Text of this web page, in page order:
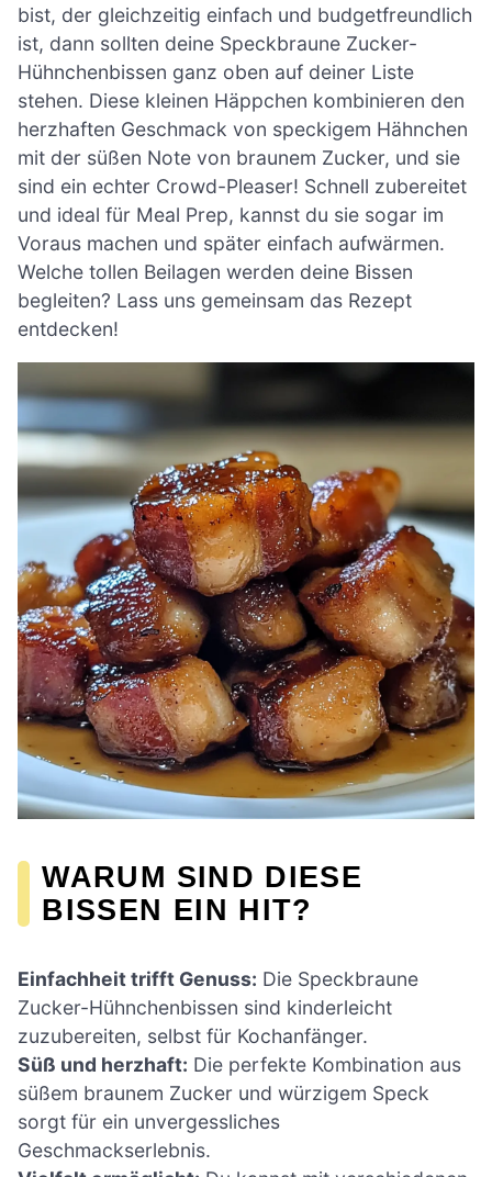
bist, der gleichzeitig einfach und budgetfreundlich
ist, dann sollten deine Speckbraune Zucker-
Hühnchenbissen ganz oben auf deiner Liste
stehen. Diese kleinen Häppchen kombinieren den
herzhaften Geschmack von speckigem Hähnchen
mit der süßen Note von braunem Zucker, und sie
sind ein echter Crowd-Pleaser! Schnell zubereitet
und ideal für Meal Prep, kannst du sie sogar im
Voraus machen und später einfach aufwärmen.
Welche tollen Beilagen werden deine Bissen
begleiten? Lass uns gemeinsam das Rezept
entdecken!
WARUM SIND DIESE
BISSEN EIN HIT?
Einfachheit trifft Genuss: Die Speckbraune
Zucker-Hühnchenbissen sind kinderleicht
zuzubereiten, selbst für Kochanfänger.
Süß und herzhaft: Die perfekte Kombination aus
süßem braunem Zucker und würzigem Speck
sorgt für ein unvergessliches
Geschmackserlebnis.